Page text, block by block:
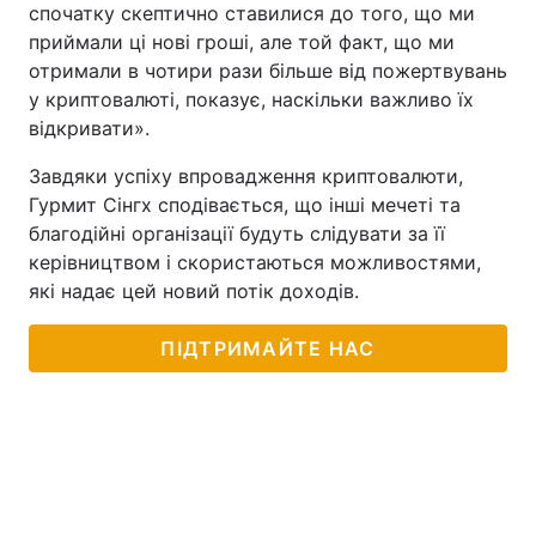
Тема оформлення
спочатку скептично ставилися до того, що ми
приймали ці нові гроші, але той факт, що ми
отримали в чотири рази більше від пожертвувань
у криптовалюті, показує, наскільки важливо їх
відкривати».
Завдяки успіху впровадження криптовалюти,
Гурмит Сінгх сподівається, що інші мечеті та
благодійні організації будуть слідувати за її
керівництвом і скористаються можливостями,
які надає цей новий потік доходів.
ПІДТРИМАЙТЕ НАС